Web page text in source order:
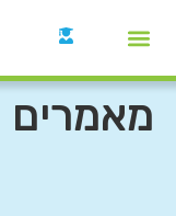
מאמרים